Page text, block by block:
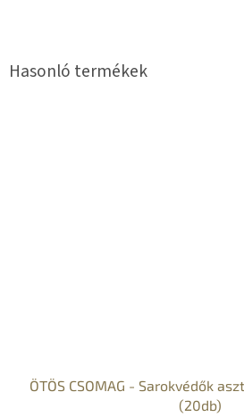
ÖTÖS CSOMAG - Sarokvédők
(20db)